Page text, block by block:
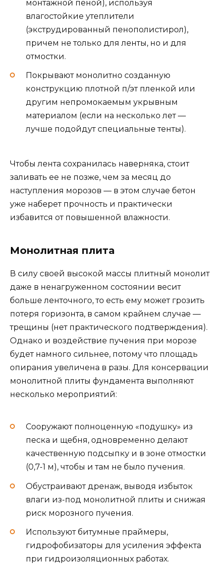
монтажной пеной), используя
влагостойкие утеплители
(экструдированный пенополистирол),
причем не только для ленты, но и для
отмостки.
Покрывают монолитно созданную
конструкцию плотной п/эт пленкой или
другим непромокаемым укрывным
материалом (если на несколько лет —
лучше подойдут специальные тенты).
Чтобы лента сохранилась наверняка, стоит
заливать ее не позже, чем за месяц до
наступления морозов — в этом случае бетон
уже наберет прочность и практически
избавится от повышенной влажности.
Монолитная плита
В силу своей высокой массы плитный монолит
даже в ненагруженном состоянии весит
больше ленточного, то есть ему может грозить
потеря горизонта, в самом крайнем случае —
трещины (нет практического подтверждения).
Однако и воздействие пучения при морозе
будет намного сильнее, потому что площадь
опирания увеличена в разы. Для консервации
монолитной плиты фундамента выполняют
несколько мероприятий:
Сооружают полноценную «подушку» из
песка и щебня, одновременно делают
качественную подсыпку и в зоне отмостки
(0,7-1 м), чтобы и там не было пучения.
Обустраивают дренаж, выводя избыток
влаги из-под монолитной плиты и снижая
риск морозного пучения.
Используют битумные праймеры,
гидрофобизаторы для усиления эффекта
при гидроизоляционных работах.